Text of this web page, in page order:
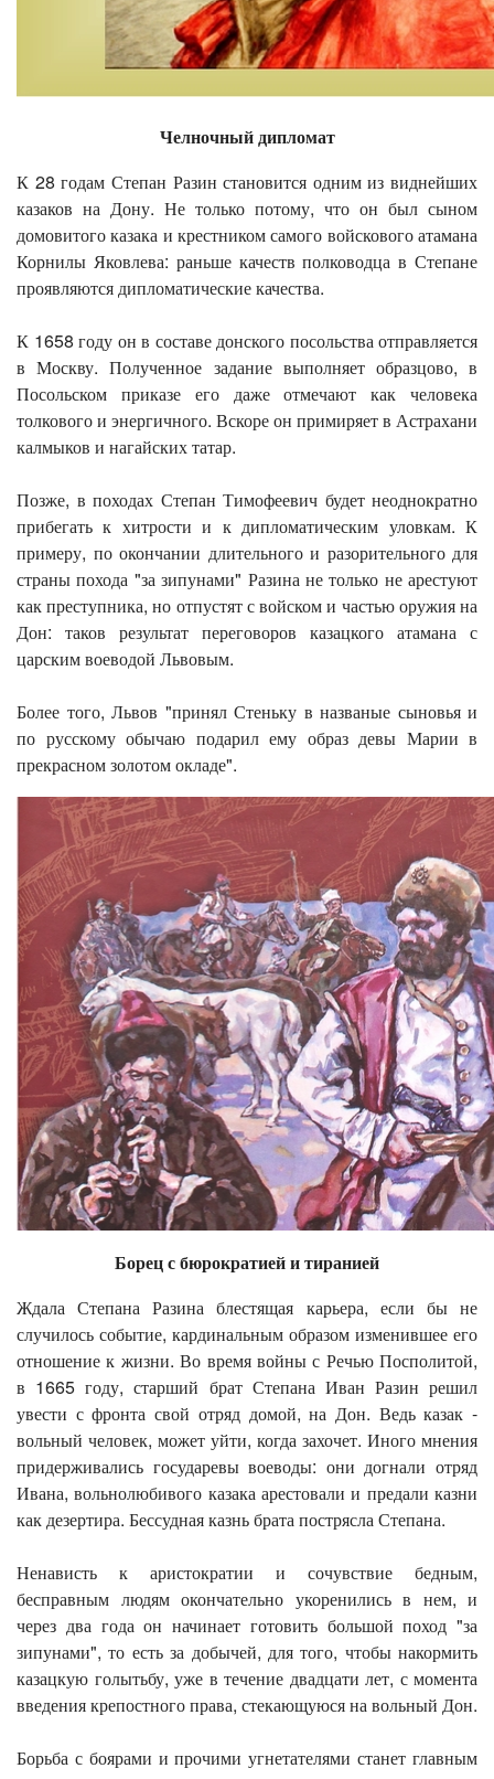
Челночный дипломат
К 28 годам Степан Разин становится одним из виднейших
казаков на Дону. Не только потому, что он был сыном
домовитого казака и крестником самого войскового атамана
Корнилы Яковлева: раньше качеств полководца в Степане
проявляются дипломатические качества.
К 1658 году он в составе донского посольства отправляется
в Москву. Полученное задание выполняет образцово, в
Посольском приказе его даже отмечают как человека
толкового и энергичного. Вскоре он примиряет в Астрахани
калмыков и нагайских татар.
Позже, в походах Степан Тимофеевич будет неоднократно
прибегать к хитрости и к дипломатическим уловкам. К
примеру, по окончании длительного и разорительного для
страны похода "за зипунами" Разина не только не арестуют
как преступника, но отпустят с войском и частью оружия на
Дон: таков результат переговоров казацкого атамана с
царским воеводой Львовым.
Более того, Львов "принял Стеньку в названые сыновья и
по русскому обычаю подарил ему образ девы Марии в
прекрасном золотом окладе".
Борец с бюрократией и тиранией
Ждала Степана Разина блестящая карьера, если бы не
случилось событие, кардинальным образом изменившее его
отношение к жизни. Во время войны с Речью Посполитой,
в 1665 году, старший брат Степана Иван Разин решил
увести с фронта свой отряд домой, на Дон. Ведь казак -
вольный человек, может уйти, когда захочет. Иного мнения
придерживались государевы воеводы: они догнали отряд
Ивана, вольнолюбивого казака арестовали и предали казни
как дезертира. Бессудная казнь брата пострясла Степана.
Ненависть к аристократии и сочувствие бедным,
бесправным людям окончательно укоренились в нем, и
через два года он начинает готовить большой поход "за
зипунами", то есть за добычей, для того, чтобы накормить
казацкую голытьбу, уже в течение двадцати лет, с момента
введения крепостного права, стекающуюся на вольный Дон.
Борьба с боярами и прочими угнетателями станет главным